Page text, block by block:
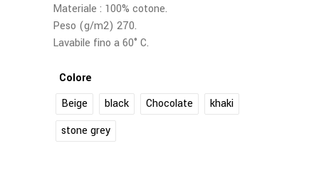
Materiale : 100% cotone.
Peso (g/m2) 270.
Lavabile fino a 60° C.
Colore
Beige
black Chocolate
khaki
stone grey